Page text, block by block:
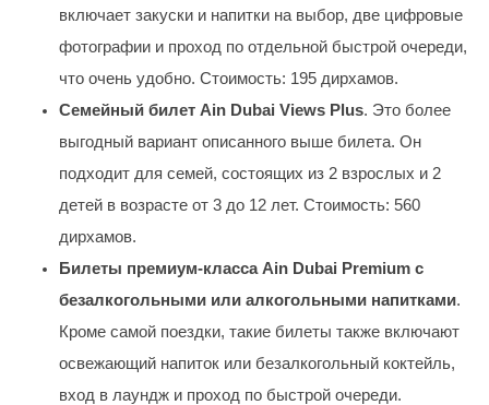
включает закуски и напитки на выбор, две цифровые
фотографии и проход по отдельной быстрой очереди,
что очень удобно. Стоимость: 195 дирхамов.
Семейный билет Ain Dubai Views Plus. Это более
выгодный вариант описанного выше билета. Он
подходит для семей, состоящих из 2 взрослых и 2
детей в возрасте от 3 до 12 лет. Стоимость: 560
дирхамов.
Билеты премиум-класса Ain Dubai Premium с
безалкогольными или алкогольными напитками.
Кроме самой поездки, такие билеты также включают
освежающий напиток или безалкогольный коктейль,
вход в лаундж и проход по быстрой очереди.